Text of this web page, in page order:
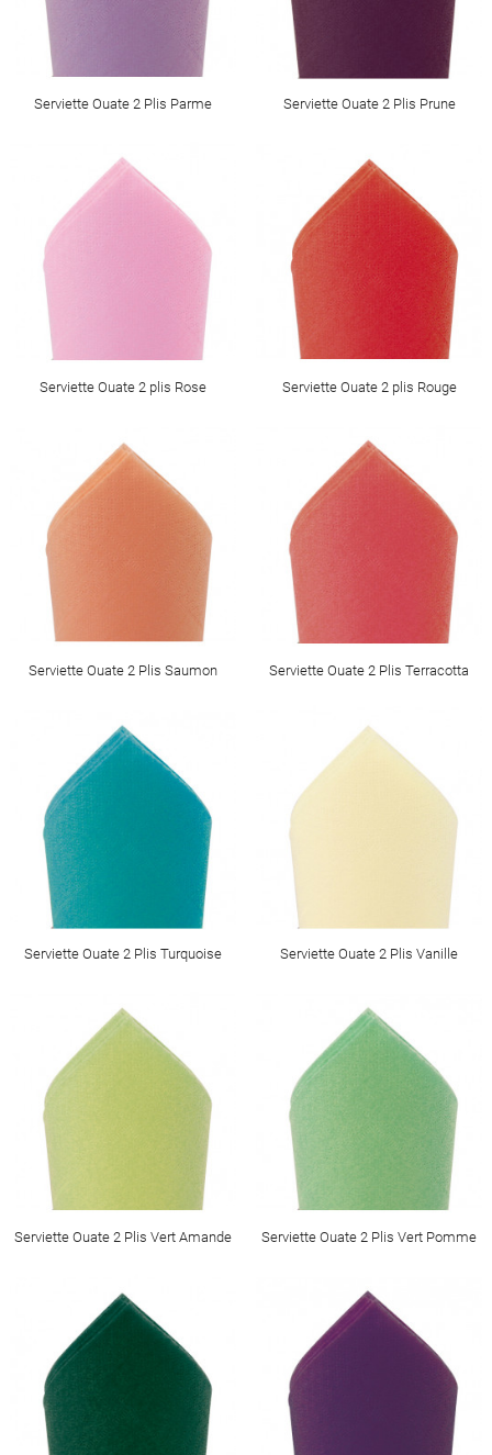
Serviette Ouate 2 Plis Parme Serviette Ouate 2 Plis Prune
Serviette Ouate 2 plis Rose Serviette Ouate 2 plis Rouge
Serviette Ouate 2 Plis Saumon Serviette Ouate 2 Plis Terracotta
Serviette Ouate 2 Plis Turquoise Serviette Ouate 2 Plis Vanille
Serviette Ouate 2 Plis Vert Amande Serviette Ouate 2 Plis Vert Pomme